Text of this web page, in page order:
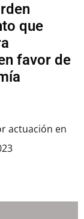
que
favor de
actuación en